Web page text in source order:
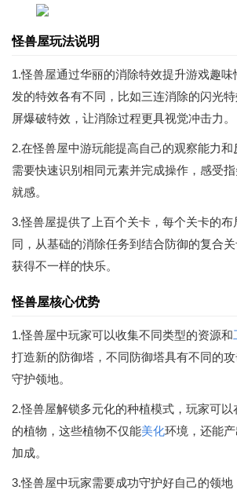
怪兽屋玩法说明
1.怪兽屋通过华丽的消除特效提升游戏趣
发的特效各有不同，比如三连消除的闪光
屏爆破特效，让消除过程更具视觉冲击力。
2.在怪兽屋中游玩能提高自己的观察能力
需要快速识别相同元素并完成操作，感受
就感。
3.怪兽屋提供了上百个关卡，每个关卡的
同，从基础的消除任务到结合防御的复合
获得不一样的快乐。
怪兽屋核心优势
1.怪兽屋中玩家可以收集不同类型的资源和
打造新的防御塔，不同防御塔具有不同的
守护领地。
2.怪兽屋解锁多元化的种植模式，玩家可
的植物，这些植物不仅能美化环境，还能
加成。
3.怪兽屋中玩家需要成功守护好自己的领地